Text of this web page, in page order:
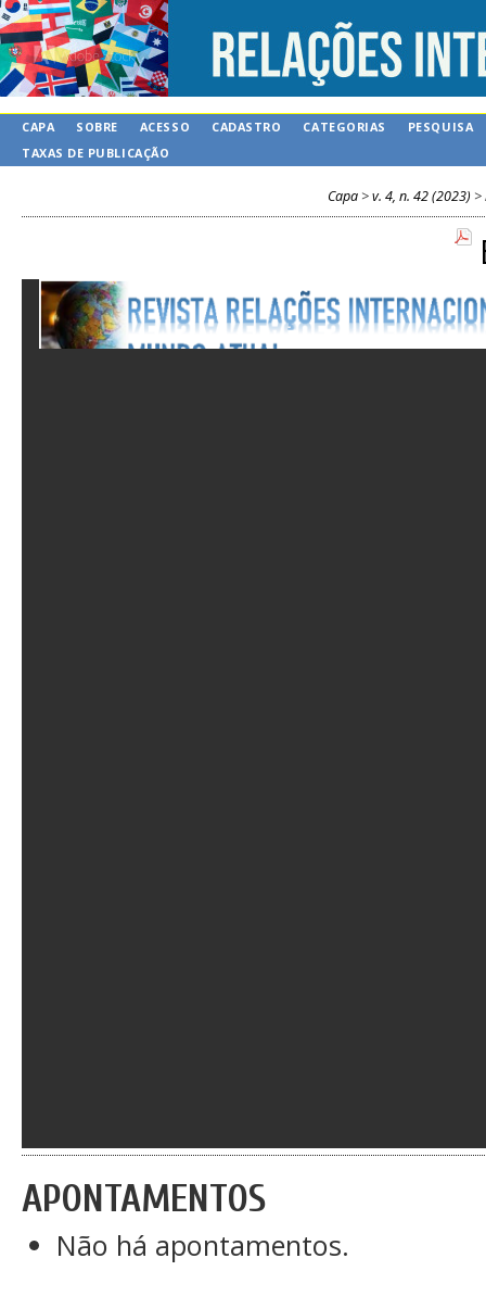
CAPA SOBRE ACESSO CADASTRO CATEGORIAS
PESQUISA
TAXAS DE PUBLICAÇÃO
Capa >v. 4, n. 42 (2023) >
APONTAMENTOS
Não há apontamentos.